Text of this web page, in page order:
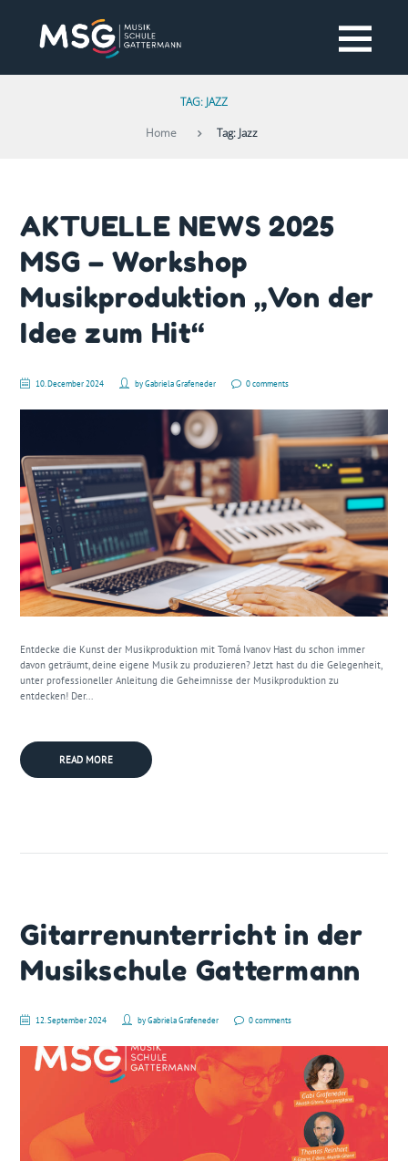
TAG: JAZZ
Home Tag: Jazz
AKTUELLE NEWS 2025
MSG – Workshop
Musikproduktion „Von der
Idee zum Hit“
10. December 2024 byGabriela Grafeneder 0 comments
Entdecke die Kunst der Musikproduktion mit Tomá Ivanov Hast du schon immer
davon geträumt, deine eigene Musik zu produzieren? Jetzt hast du die Gelegenheit,
unter professioneller Anleitung die Geheimnisse der Musikproduktion zu
entdecken! Der...
READ MORE
Gitarrenunterricht in der
Musikschule Gattermann
12. September 2024 byGabriela Grafeneder 0 comments